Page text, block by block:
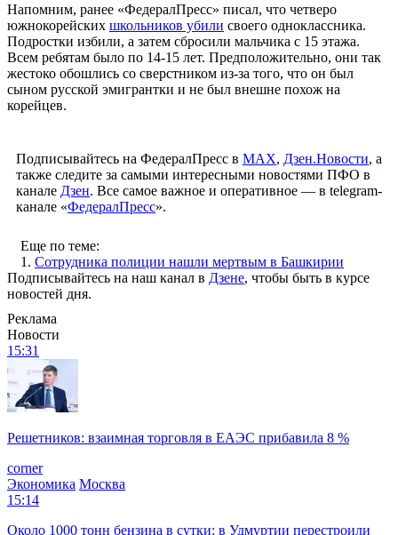
Напомним, ранее «ФедералПресс» писал, что четверо
южнокорейских школьников убили своего одноклассника.
Подростки избили, а затем сбросили мальчика с 15 этажа.
Всем ребятам было по 14-15 лет. Предположительно, они так
жестоко обошлись со сверстником из-за того, что он был
сыном русской эмигрантки и не был внешне похож на
корейцев.
Подписывайтесь на ФедералПресс в МАХ, Дзен.Новости, а
также следите за самыми интересными новостями ПФО в
канале Дзен. Все самое важное и оперативное — в telegram-
канале «ФедералПресс».
Еще по теме:
1. Сотрудника полиции нашли мертвым в Башкирии
Подписывайтесь на наш канал в Дзене, чтобы быть в курсе
новостей дня.
Реклама
Новости
15:31
Решетников: взаимная торговля в ЕАЭС прибавила 8 %
corner
Экономика Москва
15:14
Около 1000 тонн бензина в сутки: в Удмуртии перестроили